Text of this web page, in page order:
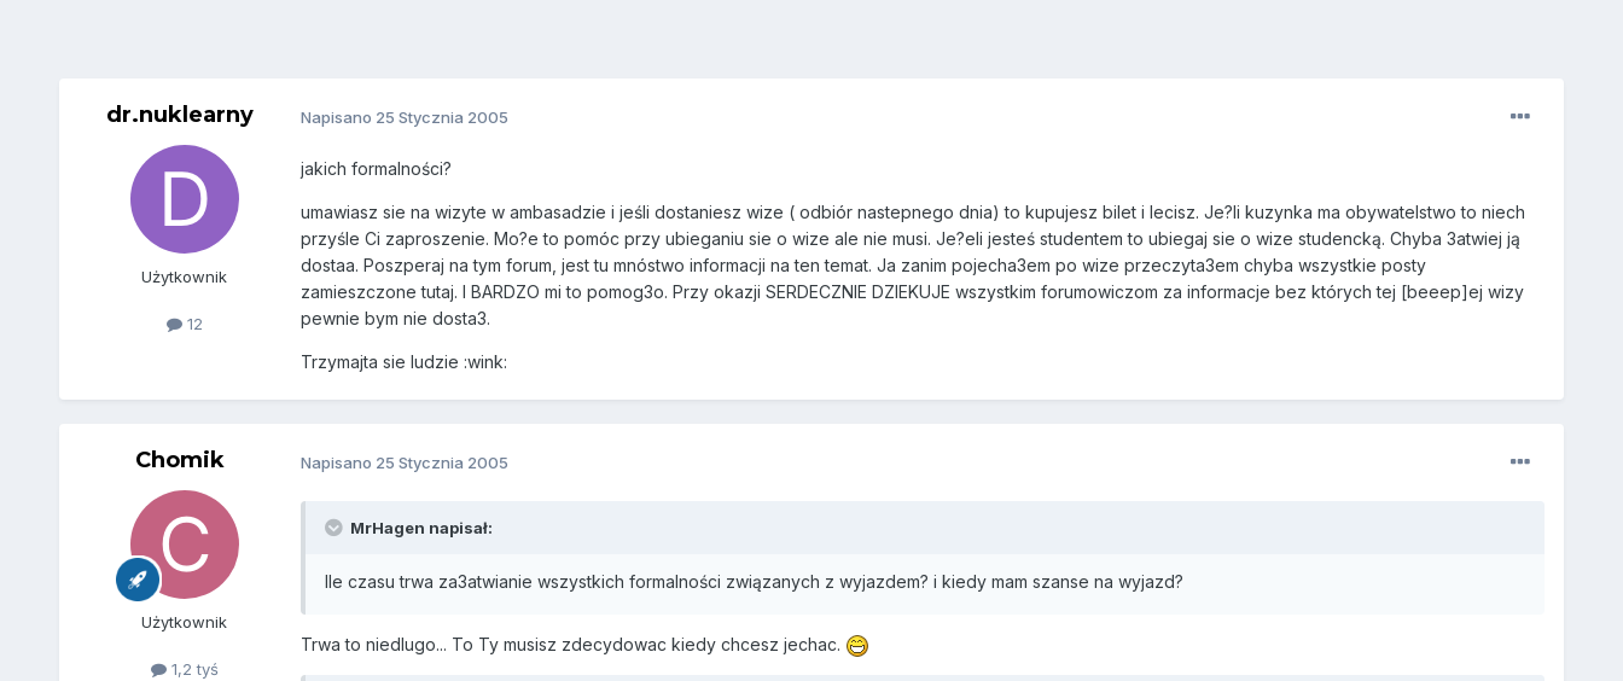
dr.nuklearny
Użytkownik
12
Napisano 25 Stycznia 2005
jakich formalności?
umawiasz sie na wizyte w ambasadzie i jeśli dostaniesz wize ( odbiór nastepnego dnia) to kupujesz bilet i lecisz. Je?li kuzynka ma obywatelstwo to niech
przyśle Ci zaproszenie. Mo?e to pomóc przy ubieganiu sie o wize ale nie musi. Je?eli jesteś studentem to ubiegaj sie o wize studencką. Chyba 3atwiej ją
dostaa. Poszperaj na tym forum, jest tu mnóstwo informacji na ten temat. Ja zanim pojecha3em po wize przeczyta3em chyba wszystkie posty
zamieszczone tutaj. I BARDZO mi to pomog3o. Przy okazji SERDECZNIE DZIEKUJE wszystkim forumowiczom za informacje bez których tej [beeep]ej wizy
pewnie bym nie dosta3.
Trzymajta sie ludzie :wink:
Chomik
Użytkownik
1,2 tyś
Napisano 25 Stycznia 2005
MrHagen napisał:
Ile czasu trwa za3atwianie wszystkich formalności związanych z wyjazdem? i kiedy mam szanse na wyjazd?
Trwa to niedlugo... To Ty musisz zdecydowac kiedy chcesz jechac.